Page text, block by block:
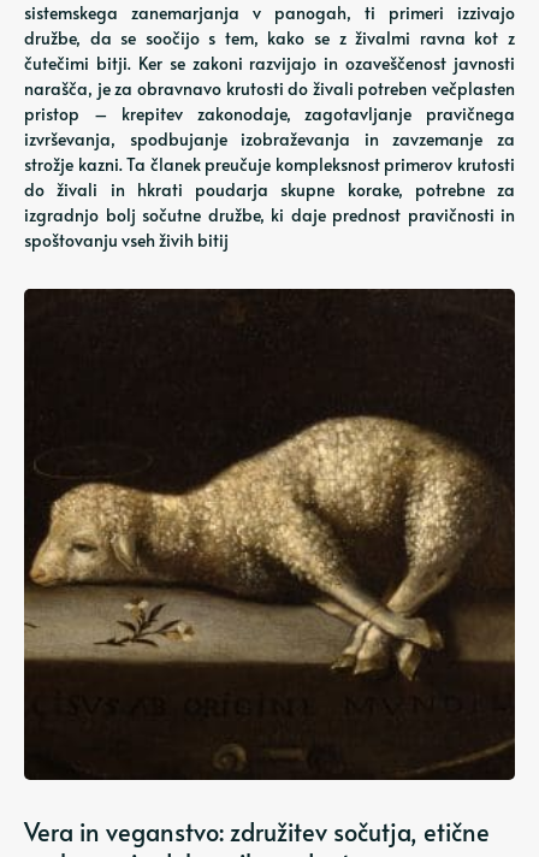
sistemskega zanemarjanja v panogah, ti primeri izzivajo
družbe, da se soočijo s tem, kako se z živalmi ravna kot z
čutečimi bitji. Ker se zakoni razvijajo in ozaveščenost javnosti
narašča, je za obravnavo krutosti do živali potreben večplasten
pristop – krepitev zakonodaje, zagotavljanje pravičnega
izvrševanja, spodbujanje izobraževanja in zavzemanje za
strožje kazni. Ta članek preučuje kompleksnost primerov krutosti
do živali in hkrati poudarja skupne korake, potrebne za
izgradnjo bolj sočutne družbe, ki daje prednost pravičnosti in
spoštovanju vseh živih bitij
Vera in veganstvo: združitev sočutja, etične